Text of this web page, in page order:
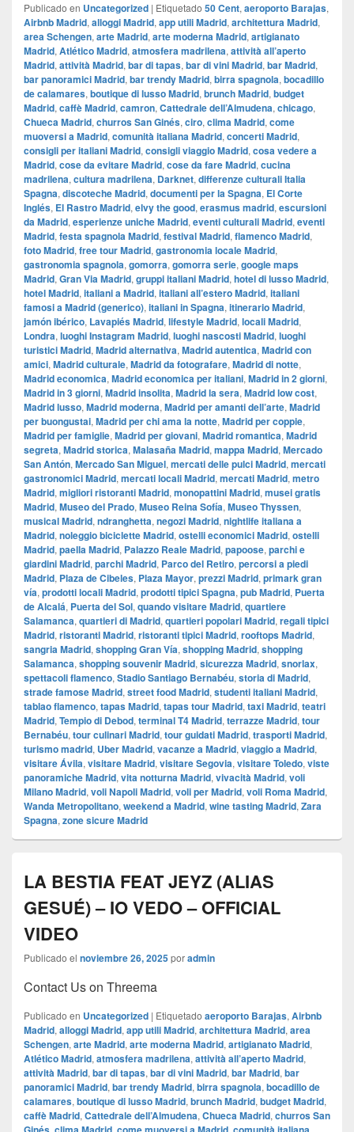
Publicado en Uncategorized | Etiquetado 50 Cent, aeroporto Barajas,
Airbnb Madrid, alloggi Madrid, app utili Madrid, architettura Madrid,
area Schengen, arte Madrid, arte moderna Madrid, artigianato
Madrid, Atlético Madrid, atmosfera madrilena, attività all’aperto
Madrid, attività Madrid, bar di tapas, bar di vini Madrid, bar Madrid,
bar panoramici Madrid, bar trendy Madrid, birra spagnola, bocadillo
de calamares, boutique di lusso Madrid, brunch Madrid, budget
Madrid, caffè Madrid, camron, Cattedrale dell’Almudena, chicago,
Chueca Madrid, churros San Ginés, ciro, clima Madrid, come
muoversi a Madrid, comunità italiana Madrid, concerti Madrid,
consigli per italiani Madrid, consigli viaggio Madrid, cosa vedere a
Madrid, cose da evitare Madrid, cose da fare Madrid, cucina
madrilena, cultura madrilena, Darknet, differenze culturali Italia
Spagna, discoteche Madrid, documenti per la Spagna, El Corte
Inglés, El Rastro Madrid, elvy the good, erasmus madrid, escursioni
da Madrid, esperienze uniche Madrid, eventi culturali Madrid, eventi
Madrid, festa spagnola Madrid, festival Madrid, flamenco Madrid,
foto Madrid, free tour Madrid, gastronomia locale Madrid,
gastronomia spagnola, gomorra, gomorra serie, google maps
Madrid, ​​Gran Via Madrid, gruppi italiani Madrid, hotel di lusso Madrid,
hotel Madrid, italiani a Madrid, italiani all’estero Madrid, italiani
famosi a Madrid (generico), italiani in Spagna, itinerario Madrid,
jamón ibérico, Lavapiés Madrid, lifestyle Madrid, locali Madrid,
Londra, luoghi Instagram Madrid, luoghi nascosti Madrid, luoghi
turistici Madrid, Madrid alternativa, Madrid autentica, Madrid con
amici, Madrid culturale, Madrid da fotografare, Madrid di notte,
Madrid economica, Madrid economica per italiani, Madrid in 2 giorni,
Madrid in 3 giorni, Madrid insolita, Madrid la sera, Madrid low cost,
Madrid lusso, Madrid moderna, Madrid per amanti dell’arte, Madrid
per buongustai, Madrid per chi ama la notte, Madrid per coppie,
Madrid per famiglie, Madrid per giovani, Madrid romantica, Madrid
segreta, Madrid storica, Malasaña Madrid, mappa Madrid, Mercado
San Antón, Mercado San Miguel, mercati delle pulci Madrid, mercati
gastronomici Madrid, mercati locali Madrid, mercati Madrid, metro
Madrid, migliori ristoranti Madrid, monopattini Madrid, musei gratis
Madrid, Museo del Prado, Museo Reina Sofía, Museo Thyssen,
musical Madrid, ndranghetta, negozi Madrid, nightlife italiana a
Madrid, noleggio biciclette Madrid, ostelli economici Madrid, ostelli
Madrid, paella Madrid, Palazzo Reale Madrid, papoose, parchi e
giardini Madrid, parchi Madrid, Parco del Retiro, percorsi a piedi
Madrid, Plaza de Cibeles, Plaza Mayor, prezzi Madrid, primark gran
vía, prodotti locali Madrid, prodotti tipici Spagna, pub Madrid, Puerta
de Alcalá, Puerta del Sol, quando visitare Madrid, quartiere
Salamanca, quartieri di Madrid, quartieri popolari Madrid, regali tipici
Madrid, ristoranti Madrid, ristoranti tipici Madrid, rooftops Madrid,
sangria Madrid, shopping Gran Vía, shopping Madrid, shopping
Salamanca, shopping souvenir Madrid, sicurezza Madrid, snorlax,
spettacoli flamenco, Stadio Santiago Bernabéu, storia di Madrid,
strade famose Madrid, street food Madrid, studenti italiani Madrid,
tablao flamenco, tapas Madrid, tapas tour Madrid, taxi Madrid, teatri
Madrid, Tempio di Debod, terminal T4 Madrid, terrazze Madrid, tour
Bernabéu, tour culinari Madrid, tour guidati Madrid, trasporti Madrid,
turismo madrid, Uber Madrid, vacanze a Madrid, viaggio a Madrid,
visitare Ávila, visitare Madrid, visitare Segovia, visitare Toledo, viste
panoramiche Madrid, vita notturna Madrid, vivacità Madrid, voli
Milano Madrid, voli Napoli Madrid, voli per Madrid, voli Roma Madrid,
Wanda Metropolitano, weekend a Madrid, wine tasting Madrid, Zara
Spagna, zone sicure Madrid
LA BESTIA FEAT JEYZ (ALIAS
GESUÉ) – IO VEDO – OFFICIAL
VIDEO
Publicado el noviembre 26, 2025poradmin
Contact Us on Threema
Publicado en Uncategorized | Etiquetado aeroporto Barajas, Airbnb
Madrid, alloggi Madrid, app utili Madrid, architettura Madrid, area
Schengen, arte Madrid, arte moderna Madrid, artigianato Madrid,
Atlético Madrid, atmosfera madrilena, attività all’aperto Madrid,
attività Madrid, bar di tapas, bar di vini Madrid, bar Madrid, bar
panoramici Madrid, bar trendy Madrid, birra spagnola, bocadillo de
calamares, boutique di lusso Madrid, brunch Madrid, budget Madrid,
caffè Madrid, Cattedrale dell’Almudena, Chueca Madrid, churros San